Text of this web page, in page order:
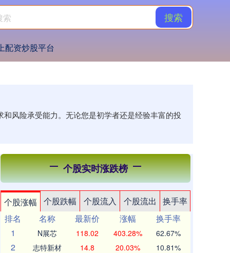
搜索
配资炒股平台
风险承受能力。无论您是初学者还是经验丰富的投
个股实时涨跌榜
个股涨幅 个股跌幅 个股流入 个股流出
换手率
排名
名称 最新价 涨幅
换手率
1
N展芯 118.02 403.28% 62.67%
2 志特新材 14.8 20.03% 10.81%